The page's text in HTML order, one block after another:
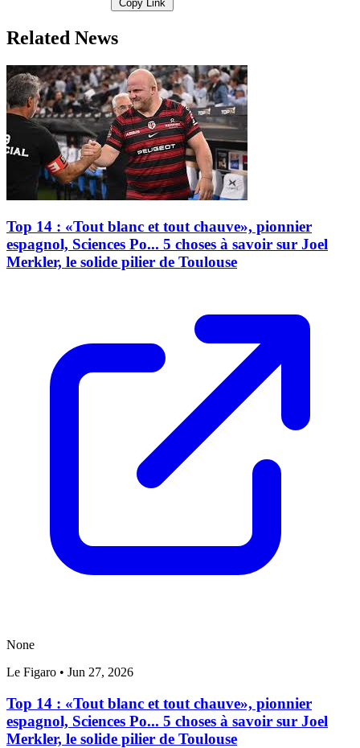
Copy Link
Related News
Top 14 : «Tout blanc et tout chauve», pionnier
espagnol, Sciences Po... 5 choses à savoir sur Joel
Merkler, le solide pilier de Toulouse
None
Le Figaro • Jun 27, 2026
Top 14 : «Tout blanc et tout chauve», pionnier
espagnol, Sciences Po... 5 choses à savoir sur Joel
Merkler, le solide pilier de Toulouse